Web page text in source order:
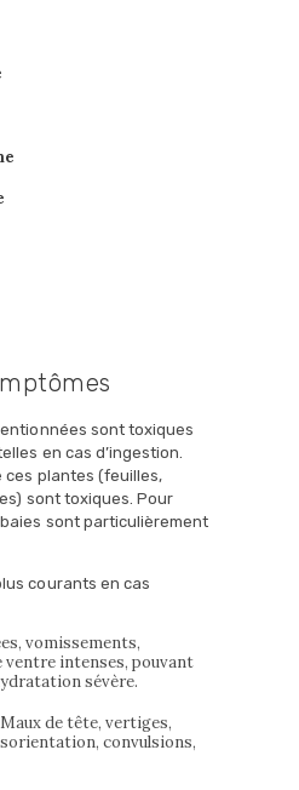
sont toxiques
en cas d’ingestion.
ces plantes (feuilles,
sont toxiques. Pour
sont particulièrement
courants en cas
vomissements,
ventre intenses, pouvant
sévère.
Maux de tête, vertiges,
convulsions,